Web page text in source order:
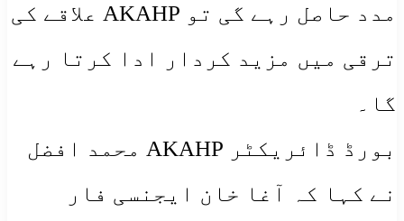
مدد حاصل رہے گی تو AKAHP علاقے کی
ترقی میں مزید کردار ادا کرتا رہے
گا۔
بورڈ ڈائریکٹر AKAHP محمد افضل
نے کہا کہ آغا خان ایجنسی فار